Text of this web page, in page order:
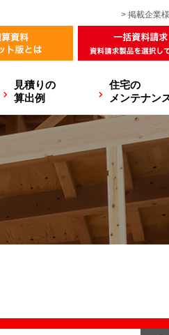
> 掲載企業様
見積りの
算出例
住宅の
メンテナン